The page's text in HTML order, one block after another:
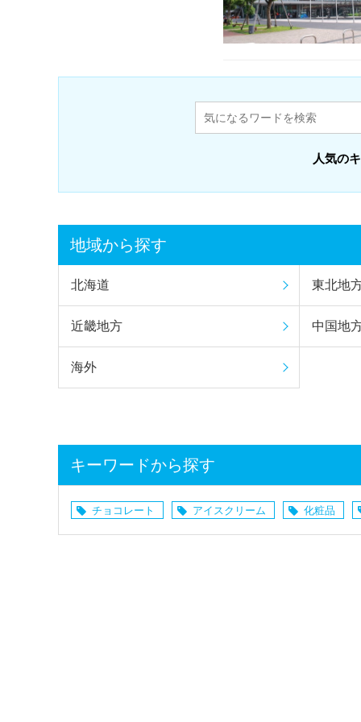
人気の
地域から探す
北海道 東北地
近畿地方 中国地
海外
キーワードから探す
チョコレート アイスクリーム 化粧品